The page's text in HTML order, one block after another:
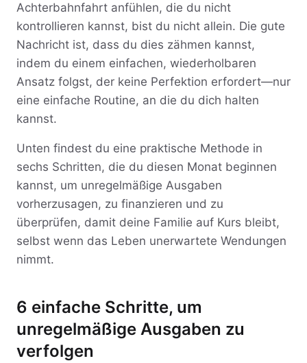
Achterbahnfahrt anfühlen, die du nicht
kontrollieren kannst, bist du nicht allein. Die gute
Nachricht ist, dass du dies zähmen kannst,
indem du einem einfachen, wiederholbaren
Ansatz folgst, der keine Perfektion erfordert—nur
eine einfache Routine, an die du dich halten
kannst.
Unten findest du eine praktische Methode in
sechs Schritten, die du diesen Monat beginnen
kannst, um unregelmäßige Ausgaben
vorherzusagen, zu finanzieren und zu
überprüfen, damit deine Familie auf Kurs bleibt,
selbst wenn das Leben unerwartete Wendungen
nimmt.
6 einfache Schritte, um
unregelmäßige Ausgaben zu
verfolgen